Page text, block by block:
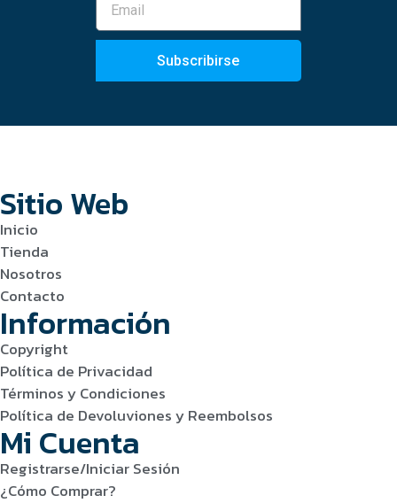
Subscribirse
Sitio Web
Inicio
Tienda
Nosotros
Contacto
Información
Copyright
Política de Privacidad
Términos y Condiciones
Política de Devoluviones y Reembolsos
Mi Cuenta
Registrarse/Iniciar Sesión
¿Cómo Comprar?